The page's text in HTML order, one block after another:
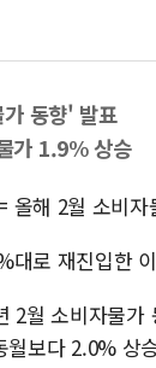
동향' 발표
가 1.9% 상승
올해 2월 소비
대로 재진입한
2월 소비자물
월보다 2.0% 상